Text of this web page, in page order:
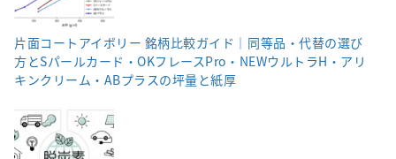
片面コートアイボリー 銘柄比較ガイド｜同等品・代替の選び
方とSパールカード・OKフレースPro・NEWウルトラH・アリ
キンクリーム・ABプラスの坪量と紙厚